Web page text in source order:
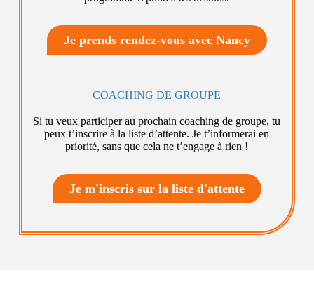
Je prends rendez-vous avec Nancy
COACHING DE GROUPE
Si tu veux participer au prochain coaching de groupe, tu
peux t’inscrire à la liste d’attente. Je t’informerai en
priorité, sans que cela ne t’engage à rien !
Je m'inscris sur la liste d'attente